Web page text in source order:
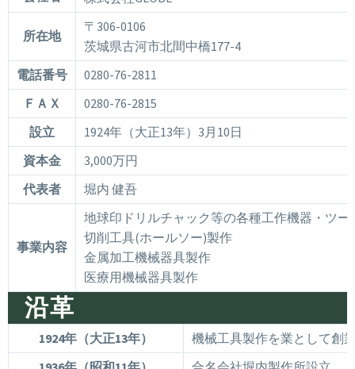
所在地
〒306-0106
茨城県古河市北間中橋177-4
電話番号
0280-76-2811
ＦＡＸ
0280-76-2815
設立
1924年（大正13年）3月10日
資本金
3,000万円
代表者
堀内 健吾
事業内容
地球印ドリルチャック等の各種工作機器・ツー
切削工具(ホールソー)製作
金属加工機械器具製作
医療用機械器具製作
沿革
1924年 （大正13年）
機械工具製作を業として創